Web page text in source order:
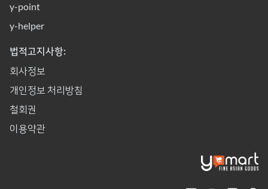
y-point
y-helper
법적고지사항:
회사정보
개인정보 처리방침
철회권
이용약관